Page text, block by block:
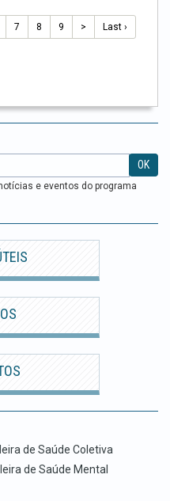
7 8 9 > Last ›
OK
e eventos do programa
de Saúde Coletiva
de Saúde Mental